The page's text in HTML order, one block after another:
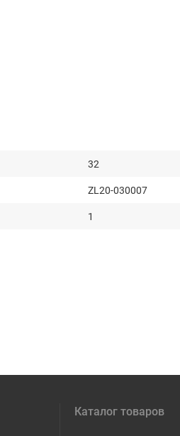
32
ZL20-030007
1
Каталог товаров